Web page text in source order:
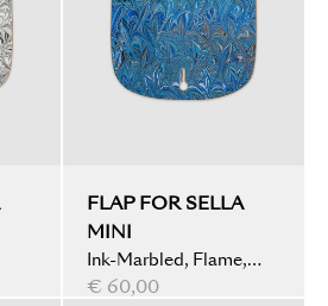
FLAP FOR SELLA
MINI
Ink-Marbled, Flame,
Blue
€ 60,00